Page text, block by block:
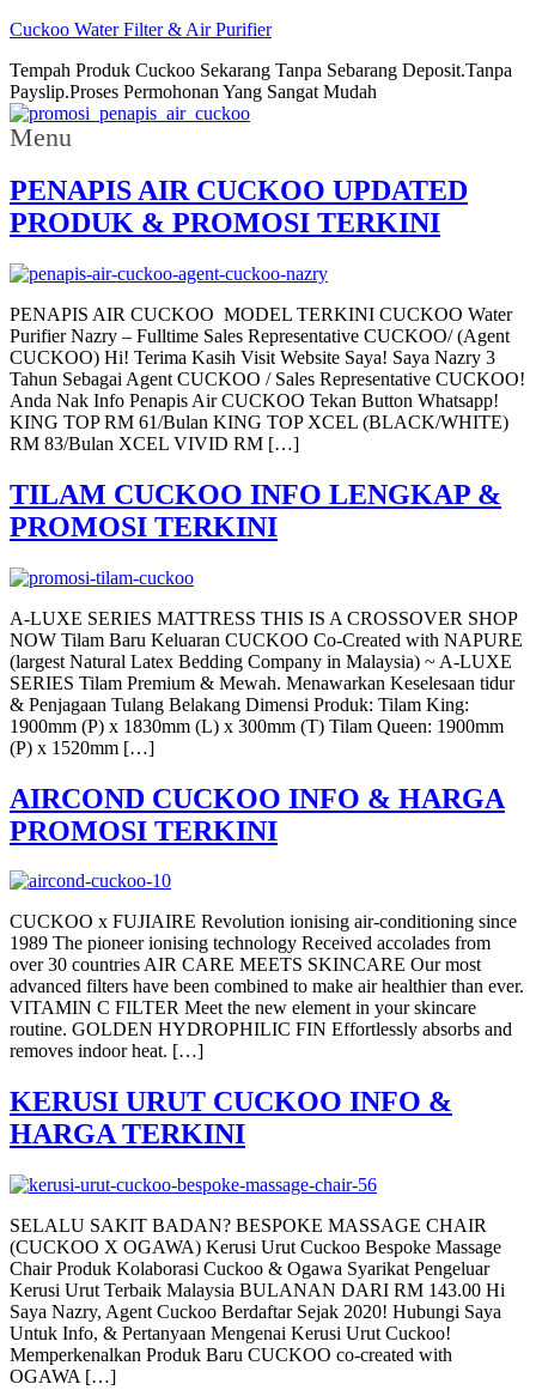
Cuckoo Water Filter & Air Purifier
Tempah Produk Cuckoo Sekarang Tanpa Sebarang Deposit.Tanpa
Payslip.Proses Permohonan Yang Sangat Mudah
Menu
PENAPIS AIR CUCKOO UPDATED
PRODUK & PROMOSI TERKINI
PENAPIS AIR CUCKOO MODEL TERKINI CUCKOO Water
Purifier Nazry – Fulltime Sales Representative CUCKOO/ (Agent
CUCKOO) Hi! Terima Kasih Visit Website Saya! Saya Nazry 3
Tahun Sebagai Agent CUCKOO / Sales Representative CUCKOO!
Anda Nak Info Penapis Air CUCKOO Tekan Button Whatsapp!
KING TOP RM 61/Bulan KING TOP XCEL (BLACK/WHITE)
RM 83/Bulan XCEL VIVID RM […]
TILAM CUCKOO INFO LENGKAP &
PROMOSI TERKINI
A-LUXE SERIES MATTRESS THIS IS A CROSSOVER SHOP
NOW Tilam Baru Keluaran CUCKOO Co-Created with NAPURE
(largest Natural Latex Bedding Company in Malaysia) ~ A-LUXE
SERIES Tilam Premium & Mewah. Menawarkan Keselesaan tidur
& Penjagaan Tulang Belakang Dimensi Produk: Tilam King:
1900mm (P) x 1830mm (L) x 300mm (T) Tilam Queen: 1900mm
(P) x 1520mm […]
AIRCOND CUCKOO INFO & HARGA
PROMOSI TERKINI
CUCKOO x FUJIAIRE Revolution ionising air-conditioning since
1989 The pioneer ionising technology Received accolades from
over 30 countries AIR CARE MEETS SKINCARE Our most
advanced filters have been combined to make air healthier than ever.
VITAMIN C FILTER Meet the new element in your skincare
routine. GOLDEN HYDROPHILIC FIN Effortlessly absorbs and
removes indoor heat. […]
KERUSI URUT CUCKOO INFO &
HARGA TERKINI
SELALU SAKIT BADAN? BESPOKE MASSAGE CHAIR
(CUCKOO X OGAWA) Kerusi Urut Cuckoo Bespoke Massage
Chair Produk Kolaborasi Cuckoo & Ogawa Syarikat Pengeluar
Kerusi Urut Terbaik Malaysia BULANAN DARI RM 143.00 Hi
Saya Nazry, Agent Cuckoo Berdaftar Sejak 2020! Hubungi Saya
Untuk Info, & Pertanyaan Mengenai Kerusi Urut Cuckoo!
Memperkenalkan Produk Baru CUCKOO co-created with
OGAWA […]